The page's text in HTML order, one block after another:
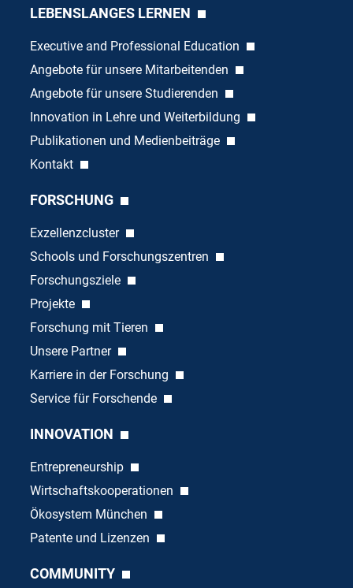
LEBENSLANGES LERNEN
Executive and Professional Education
Angebote für unsere Mitarbeitenden
Angebote für unsere Studierenden
Innovation in Lehre und Weiterbildung
Publikationen und Medienbeiträge
Kontakt
FORSCHUNG
Exzellenzcluster
Schools und Forschungszentren
Forschungsziele
Projekte
Forschung mit Tieren
Unsere Partner
Karriere in der Forschung
Service für Forschende
INNOVATION
Entrepreneurship
Wirtschaftskooperationen
Ökosystem München
Patente und Lizenzen
COMMUNITY